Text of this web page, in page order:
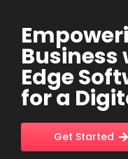
Edge
for a
Get Started